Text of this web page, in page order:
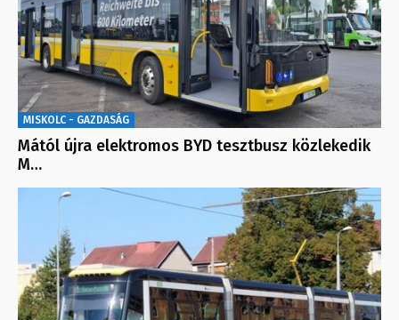
MISKOLC - GAZDASÁG
Mától újra elektromos BYD tesztbusz közlekedik
M…